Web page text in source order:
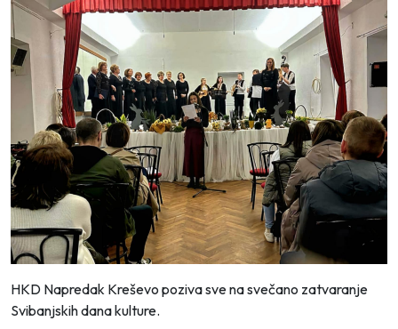
HKD Napredak Kreševo poziva sve na svečano zatvaranje
Svibanjskih dana kulture.